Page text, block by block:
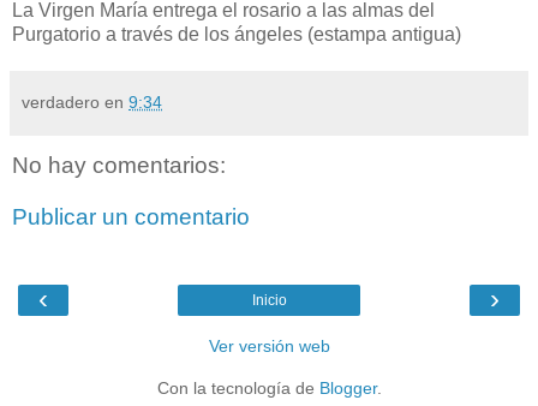
La Virgen María entrega el rosario a las almas del
Purgatorio a través de los ángeles (estampa antigua)
verdadero en 9:34
No hay comentarios:
Publicar un comentario
‹ ›
Inicio
Ver versión web
Con la tecnología de Blogger.